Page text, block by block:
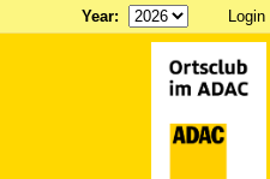
Year: Login